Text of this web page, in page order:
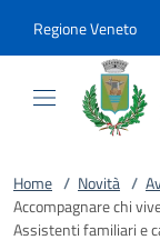
Regione Veneto
Home / Novità /
Accompagnare chi
Assistenti familiari e